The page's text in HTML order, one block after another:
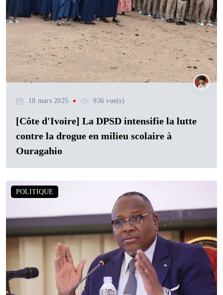
18 mars 2025 936 vue(s)
[Côte d'Ivoire] La DPSD intensifie la lutte
contre la drogue en milieu scolaire à
Ouragahio
POLITIQUE